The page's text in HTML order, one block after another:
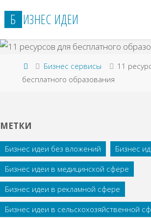
Б ИЗНЕС ИДЕИ
Главная
Бизнес сервисы
11
бесплатного образования
МЕТКИ
Бизнес идеи без вложений
Бизнес
Бизнес идеи в медицинской сфере
Бизнес идеи в рекламной сфере
Бизнес идеи в сельскохозяйственной